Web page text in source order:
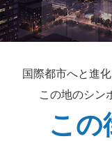
国際都市へと進
この地のシン
この